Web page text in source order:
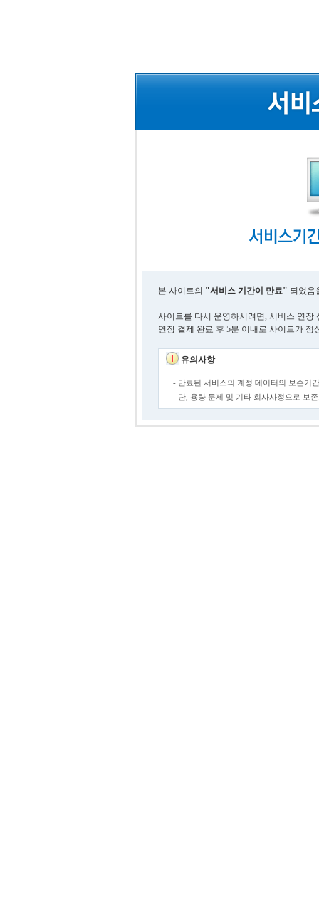
본 사이트의 "서비스 기간이 만료" 되었음
사이트를 다시 운영하시려면, 서비스 연장
연장 결제 완료 후 5분 이내로 사이트가 정
유의사항
- 만료된 서비스의 계정 데이터의 보존기
- 단, 용량 문제 및 기타 회사사정으로 보